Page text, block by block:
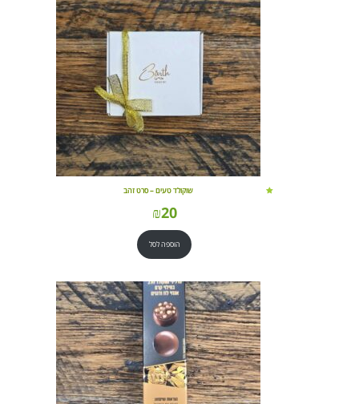
שוקולד טעים – סרט זהב
₪20
הוספה לסל